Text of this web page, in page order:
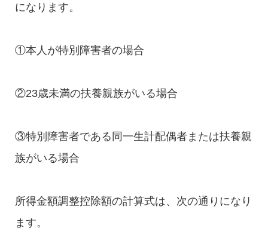
になります。
①本人が特別障害者の場合
②23歳未満の扶養親族がいる場合
③特別障害者である同一生計配偶者または扶養親
族がいる場合
所得金額調整控除額の計算式は、次の通りになり
ます。